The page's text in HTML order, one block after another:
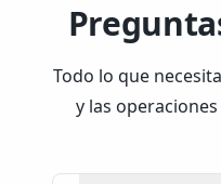
Todo lo que
y las